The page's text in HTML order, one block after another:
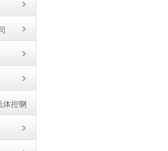
体控制